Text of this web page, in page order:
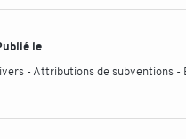
le
- Attributions de subventions -